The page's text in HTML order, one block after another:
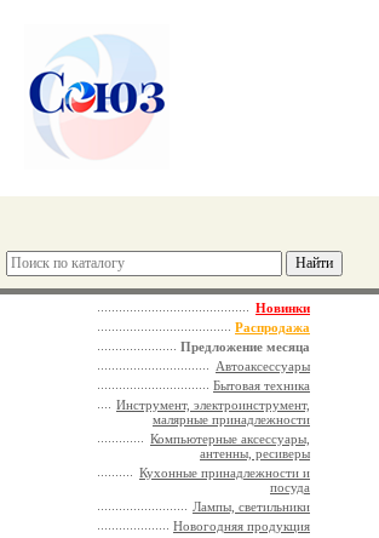
Новинки
Распродажа
Предложение месяца
Автоаксессуары
Бытовая техника
Инструмент, электроинструмент,
малярные принадлежности
Компьютерные аксессуары,
антенны, ресиверы
Кухонные принадлежности и
посуда
Лампы, светильники
Новогодняя продукция